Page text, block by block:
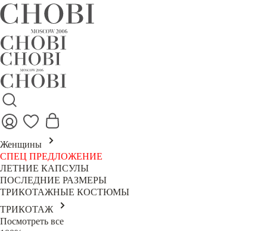
Женщины
СПЕЦ ПРЕДЛОЖЕНИЕ
ЛЕТНИЕ КАПСУЛЫ
ПОСЛЕДНИЕ РАЗМЕРЫ
ТРИКОТАЖНЫЕ КОСТЮМЫ
ТРИКОТАЖ
Посмотреть все